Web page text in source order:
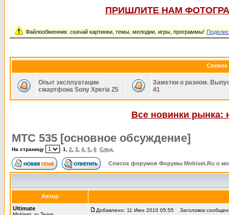
ПРИШЛИТЕ НАМ
Файлообменник: скачай картинки, темы, мелодии, игры, программы!
Свежее
Опыт эксплуатации
смартфона Sony Xperia Z5
Заметки о разном.
41
Все новинки рынка:
МТС 535 [основное обсуждение]
На страницу : 1 2 3 4 5 6 След.
Список форумов Форумы Mobiset.Ru о
Автор
Ultimate
Добавлено: 11 Июн 2010 05:55 Заголовок